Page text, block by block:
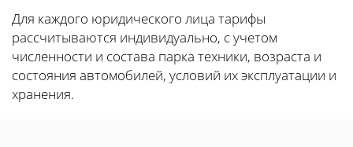
Для каждого юридического лица тарифы
рассчитываются индивидуально, с учетом
численности и состава парка техники, возраста и
состояния автомобилей, условий их эксплуатации и
хранения.